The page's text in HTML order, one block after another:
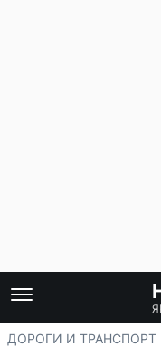
ДОРОГИ И ТРАНСПОРТ